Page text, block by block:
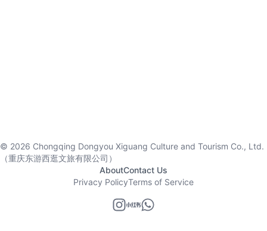
© 2026 Chongqing Dongyou Xiguang Culture and Tourism Co., Ltd.
（重庆东游西逛文旅有限公司）
AboutContact Us
Privacy PolicyTerms of Service